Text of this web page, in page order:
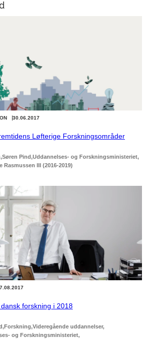
30.06.2017
Løfterige Forskningsområder
Søren Pind Uddannelses- og Forskningsministeriet
Rasmussen III (2016-2019)
forskning i 2018
Forskning Videregående uddannelser
og Forskningsministeriet